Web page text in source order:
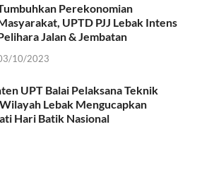
Perekonomian
UPTD PJJ Lebak Intens
Jalan & Jembatan
10/2023
UPT Balai Pelaksana Teknik
Lebak Mengucapkan
Hari Batik Nasional